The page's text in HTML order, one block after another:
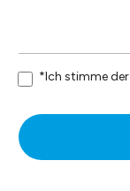
*Ich stimme der